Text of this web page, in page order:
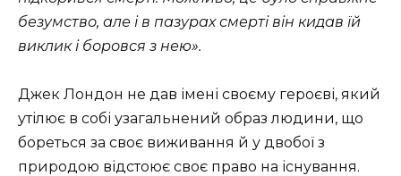
безумство, але і в пазурах смерті він кидав їй
виклик і боровся з нею».
Джек Лондон не дав імені своєму героєві, який
утілює в собі узагальнений образ людини, що
бореться за своє виживання й у двобої з
природою відстоює своє право на існування.